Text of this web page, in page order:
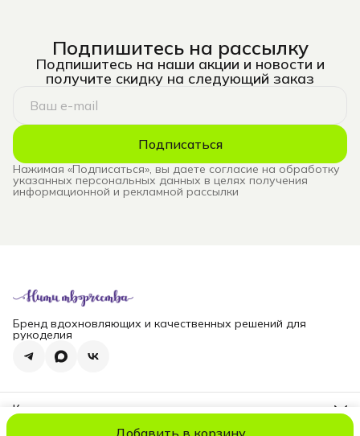
Добавить в корзину
Подпишитесь на рассылку
Подпишитесь на наши акции и новости и
получите скидку на следующий заказ
Подписаться
Нажимая «Подписаться», вы даете согласие на обработку
указанных персональных данных в целях получения
информационной и рекламной рассылки
Бренд вдохновляющих и качественных решений для
рукоделия
Контакты